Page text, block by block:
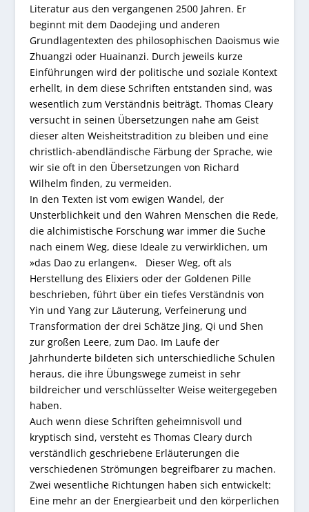
Literatur aus den vergangenen 2500 Jahren. Er
beginnt mit dem Daodejing und anderen
Grundlagentexten des philosophischen Daoismus wie
Zhuangzi oder Huainanzi. Durch jeweils kurze
Einführungen wird der politische und soziale Kontext
erhellt, in dem diese Schriften entstanden sind, was
wesentlich zum Verständnis beiträgt. Thomas Cleary
versucht in seinen Übersetzungen nahe am Geist
dieser alten Weisheitstradition zu bleiben und eine
christlich-abendländische Färbung der Sprache, wie
wir sie oft in den Übersetzungen von Richard
Wilhelm finden, zu vermeiden.
In den Texten ist vom ewigen Wandel, der
Unsterblichkeit und den Wahren Menschen die Rede,
die alchimistische Forschung war immer die Suche
nach einem Weg, diese Ideale zu verwirklichen, um
»das Dao zu erlangen«. Dieser Weg, oft als
Herstellung des Elixiers oder der Goldenen Pille
beschrieben, führt über ein tiefes Verständnis von
Yin und Yang zur Läuterung, Verfeinerung und
Transformation der drei Schätze Jing, Qi und Shen
zur großen Leere, zum Dao. Im Laufe der
Jahrhunderte bildeten sich unterschiedliche Schulen
heraus, die ihre Übungswege zumeist in sehr
bildreicher und verschlüsselter Weise weitergegeben
haben.
Auch wenn diese Schriften geheimnisvoll und
kryptisch sind, versteht es Thomas Cleary durch
verständlich geschriebene Erläuterungen die
verschiedenen Strömungen begreifbarer zu machen.
Zwei wesentliche Richtungen haben sich entwickelt:
Eine mehr an der Energiearbeit und den körperlichen